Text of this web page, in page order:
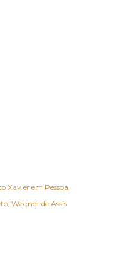
Xavier em Pessoa
Wagner de Assis